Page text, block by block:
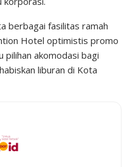
berbagai fasilitas ramah
Hotel optimistis promo
akomodasi bagi
liburan di Kota